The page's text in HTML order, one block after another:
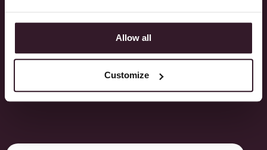
Allow all
Customize
Ontdek hoe onze klanten voorop lopen met
Itsperfect en leer meer over onze nieuwste
functie-toevoegingen.